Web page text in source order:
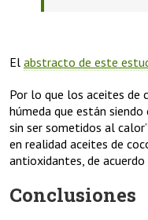
El abstracto de este
Por lo que los aceites de
húmeda que están
sin ser sometidos al calor”
en realidad aceites de
antioxidantes, de
Conclusiones